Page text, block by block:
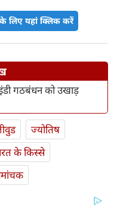
लिए यहां क्लिक करें
गठबंधन को उखाड़
ज्योतिष
के किस्से